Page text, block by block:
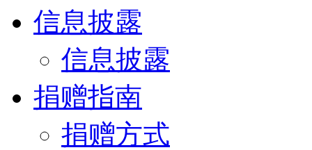
信息披露
信息披露
捐赠指南
捐赠方式